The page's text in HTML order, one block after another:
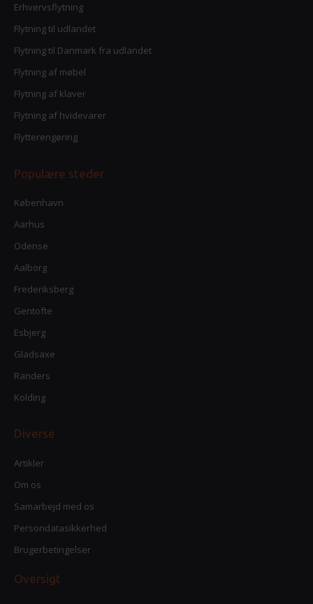
Erhvervsflytning
Flytning til udlandet
Flytning til Danmark fra udlandet
Flytning af møbel
Flytning af klaver
Flytning af hvidevarer
Flytterengøring
Populære steder
København
Aarhus
Odense
Aalborg
Frederiksberg
Gentofte
Esbjerg
Gladsaxe
Randers
Kolding
Diverse
Artikler
Om os
Samarbejd med os
Persondatasikkerhed
Brugerbetingelser
Oversigt